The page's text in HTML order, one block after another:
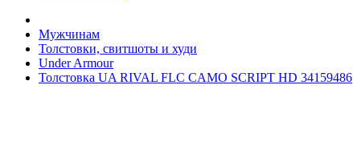
Мужчинам
Толстовки, свитшоты и худи
Under Armour
Толстовка UA RIVAL FLC CAMO SCRIPT HD 34159486